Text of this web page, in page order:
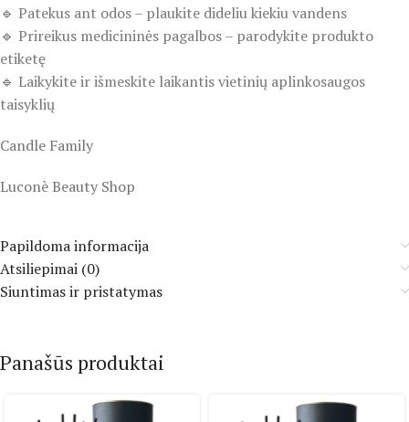
🔹 Patekus ant odos – plaukite dideliu kiekiu vandens
🔹 Prireikus medicininės pagalbos – parodykite produkto
etiketę
🔹 Laikykite ir išmeskite laikantis vietinių aplinkosaugos
taisyklių
Candle Family
Luconè Beauty Shop
Papildoma informacija
Atsiliepimai (0)
Siuntimas ir pristatymas
Panašūs produktai